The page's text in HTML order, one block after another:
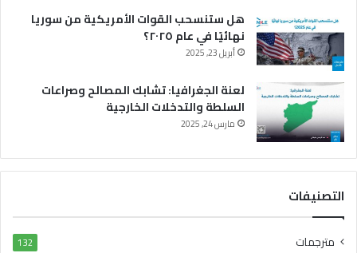
هل ستنسحب القوات الأمريكية من سوريا
نهائيًا في عام ٢٠٢٥؟
أبريل 23, 2025
لعنة الجغرافيا: تشابك المصالح وصراعات
السلطة والتدخلات الخارجية
مارس 24, 2025
التصنيفات
مترجمات 132